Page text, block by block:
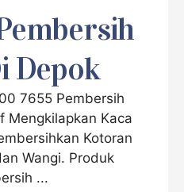
Depok
7655 Pembersih
Mengkilapkan Kaca
Kotoran
Wangi. Produk
...